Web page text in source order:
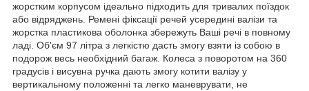
жорстким корпусом ідеально підходить для тривалих поїздок
або відряджень. Ремені фіксації речей усередині валізи та
жорстка пластикова оболонка збережуть Ваші речі в повному
ладі. Об'єм 97 літра з легкістю дасть змогу взяти із собою в
подорож весь необхідний багаж. Колеса з поворотом на 360
градусів і висувна ручка дають змогу котити валізу у
вертикальному положенні та легко маневрувати, не